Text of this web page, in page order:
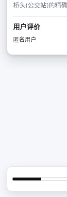
桥头(公交站)的精
用户评价
匿名用户